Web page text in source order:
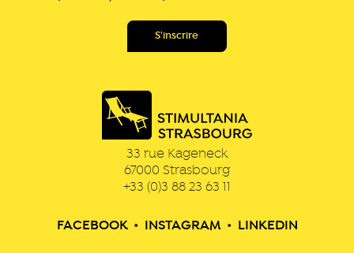
33 rue Kageneck
67000 Strasbourg
+33 (0)3 88 23 63 11
FACEBOOK • INSTAGRAM • LINKEDIN